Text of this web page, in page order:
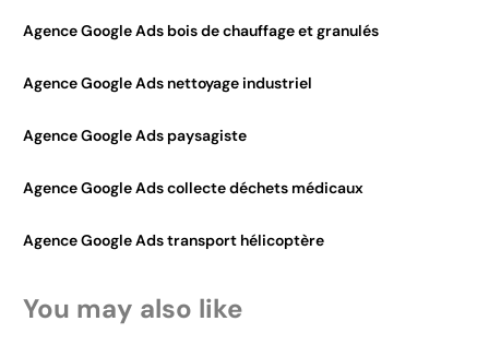
Agence Google Ads bois de chauffage et granulés
Agence Google Ads nettoyage industriel
Agence Google Ads paysagiste
Agence Google Ads collecte déchets médicaux
Agence Google Ads transport hélicoptère
You may also like